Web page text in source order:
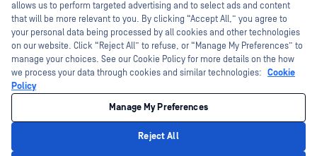
Tanúsítvány
Technológiai partnerek
Channel partner program
©2026 OPSWAT . Minden jog fenntartva. OPSWAT, MetaDefender, Metascan,
MetaAccess, az OPSWAT , Trust no File. Trust No Device., OPSWAT , Protecting the
World's Critical Infrastructure, Deep CDR™ Technology, InQuest, az InQuest logó,
DFI, RetroHunt, Deep File Inspection és Join the Hunt az OPSWAT védjegyei. A
harmadik felek védjegyei a megfelelő tulajdonosok tulajdonát képezik.
Cookie beállítások kezelése
allows us to perform targeted advertising and to select ads and content
that will be more relevant to you. By clicking “Accept All,” you agree to
your personal data being processed by all cookies and other technologies
on our website. Click “Reject All” to refuse, or “Manage My Preferences” to
manage your choices. See our Cookie Policy for more details on the how
we process your data through cookies and similar technologies: Cookie
Policy
Manage My Preferences
Reject All